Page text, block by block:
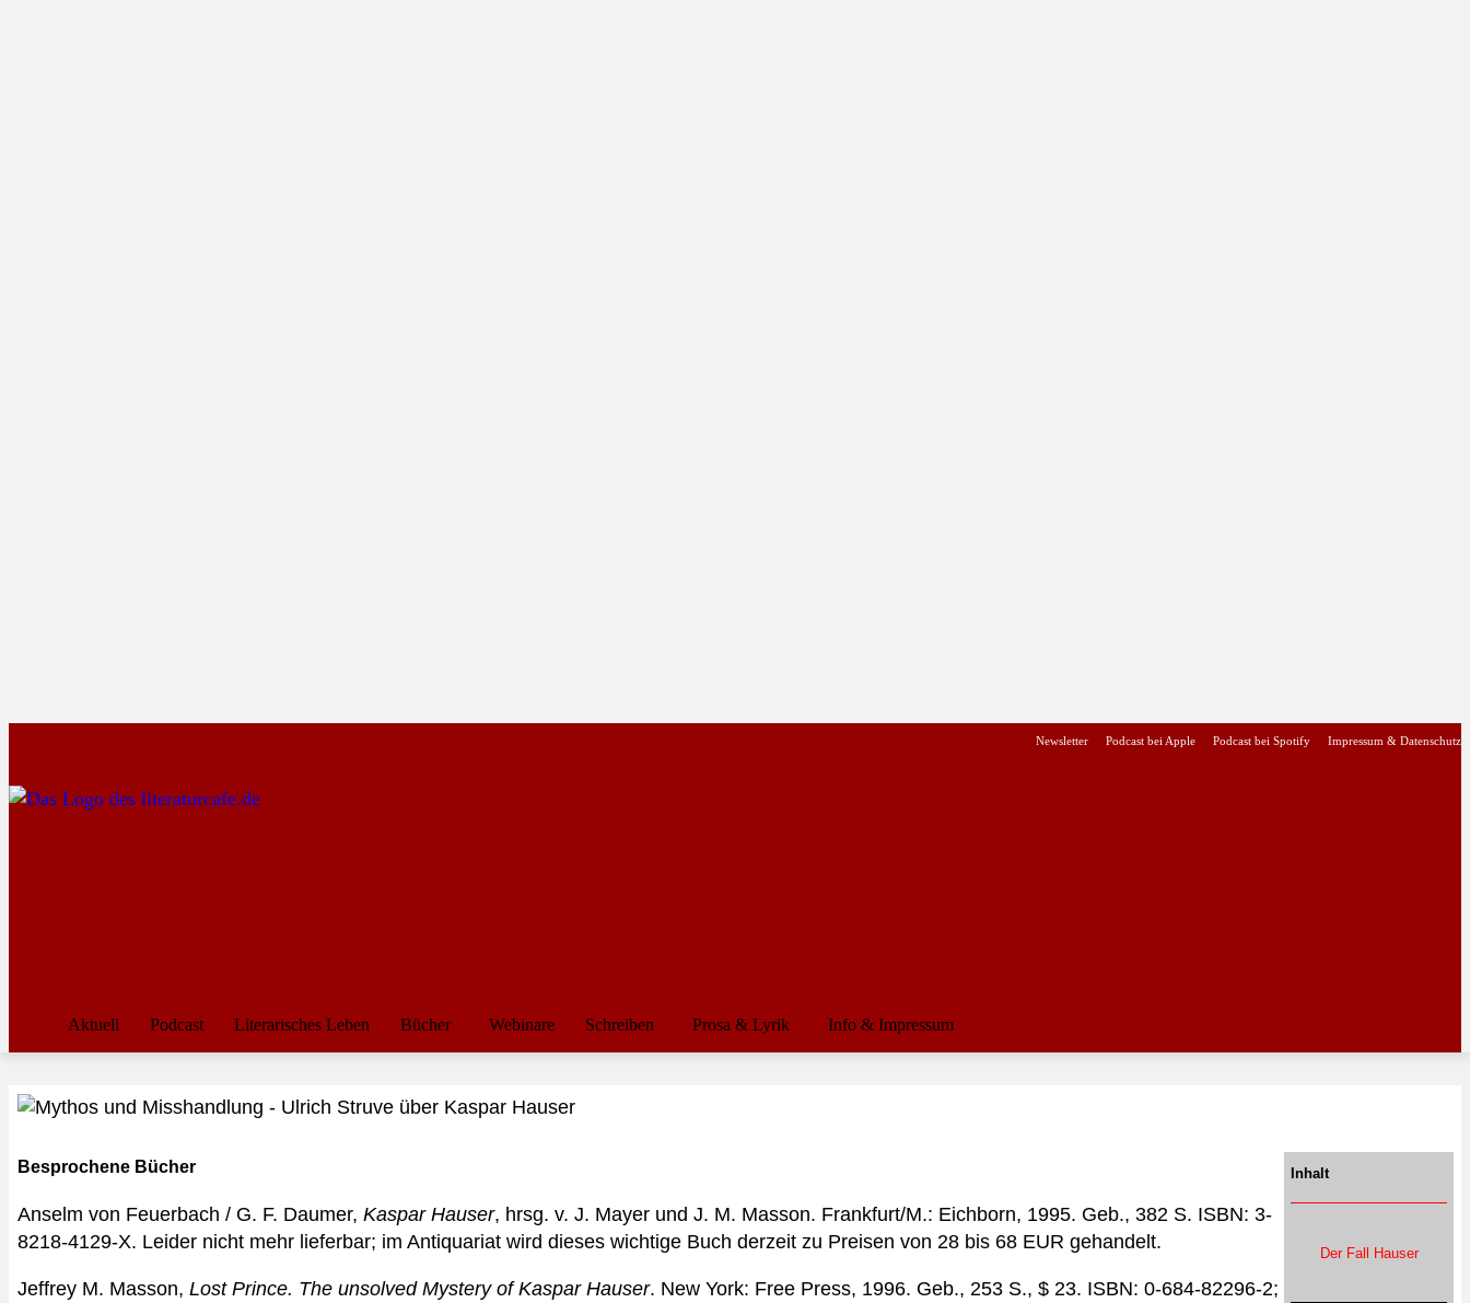
Newsletter Podcast bei Apple Podcast bei Spotify Impressum & Datenschutz
Aktuell Podcast Literarisches Leben Bücher Webinare Schreiben Prosa & Lyrik Info & Impressum
Besprochene Bücher
Anselm von Feuerbach / G. F. Daumer, Kaspar Hauser, hrsg. v. J. Mayer und J. M. Masson. Frankfurt/M.: Eichborn, 1995. Geb., 382 S. ISBN: 3-
8218-4129-X. Leider nicht mehr lieferbar; im Antiquariat wird dieses wichtige Buch derzeit zu Preisen von 28 bis 68 EUR gehandelt.
Jeffrey M. Masson, Lost Prince. The unsolved Mystery of Kaspar Hauser. New York: Free Press, 1996. Geb., 253 S., $ 23. ISBN: 0-684-82296-2;
Inhalt
Der Fall Hauser